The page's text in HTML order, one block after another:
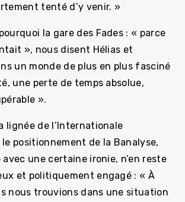
tenté d’y venir. »
la gare des Fades : « parce
», nous disent Hélias et
un monde de plus en plus fasciné
une perte de temps absolue,
».
lignée de l’Internationale
le positionnement de la Banalyse,
avec une certaine ironie, n’en reste
et politiquement engagé : « À
nous trouvions dans une situation